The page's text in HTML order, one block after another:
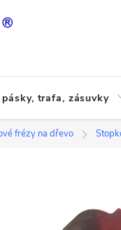
pásky, trafa, zásuvky
frézy na dřevo